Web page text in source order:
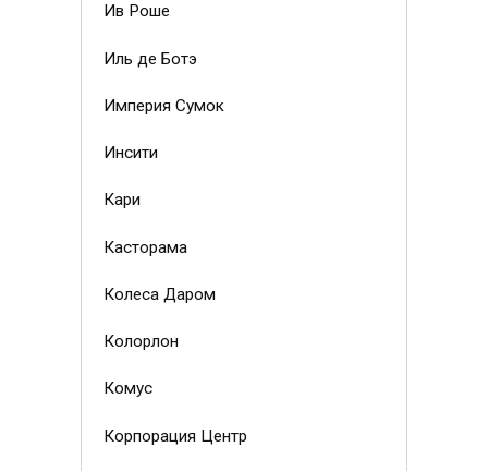
Ив Роше
Иль де Ботэ
Империя Сумок
Инсити
Кари
Касторама
Колеса Даром
Колорлон
Комус
Корпорация Центр